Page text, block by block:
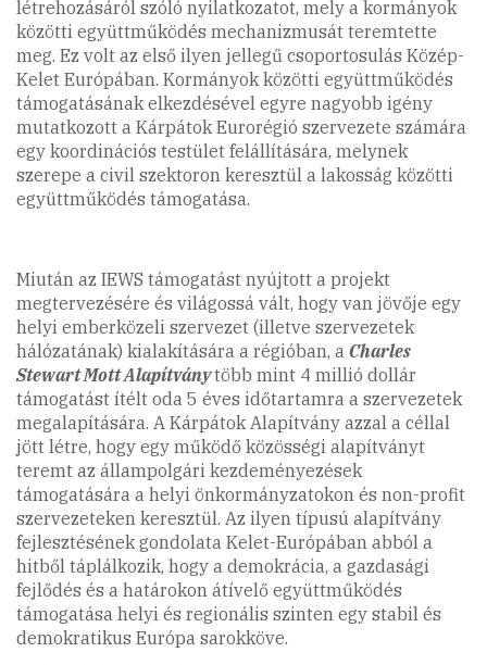
létrehozásáról szóló nyilatkozatot, mely a kormányok
közötti együttműködés mechanizmusát teremtette
meg. Ez volt az első ilyen jellegű csoportosulás Közép-
Kelet Európában. Kormányok közötti együttműködés
támogatásának elkezdésével egyre nagyobb igény
mutatkozott a Kárpátok Eurorégió szervezete számára
egy koordinációs testület felállítására, melynek
szerepe a civil szektoron keresztül a lakosság közötti
együttműködés támogatása.
Miután az IEWS támogatást nyújtott a projekt
megtervezésére és világossá vált, hogy van jövője egy
helyi emberközeli szervezet (illetve szervezetek
hálózatának) kialakítására a régióban, a Charles
Stewart Mott Alapítványtöbb mint 4 millió dollár
támogatást ítélt oda 5 éves időtartamra a szervezetek
megalapítására. A Kárpátok Alapítvány azzal a céllal
jött létre, hogy egy működő közösségi alapítványt
teremt az állampolgári kezdeményezések
támogatására a helyi önkormányzatokon és non-profit
szervezeteken keresztül. Az ilyen típusú alapítvány
fejlesztésének gondolata Kelet-Európában abból a
hitből táplálkozik, hogy a demokrácia, a gazdasági
fejlődés és a határokon átívelő együttműködés
támogatása helyi és regionális szinten egy stabil és
demokratikus Európa sarokköve.